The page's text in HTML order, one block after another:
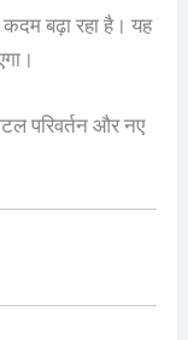
बढ़ा रहा है। यह
परिवर्तन और नए